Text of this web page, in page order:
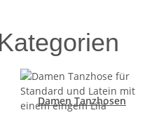
Damen Tanzhosen